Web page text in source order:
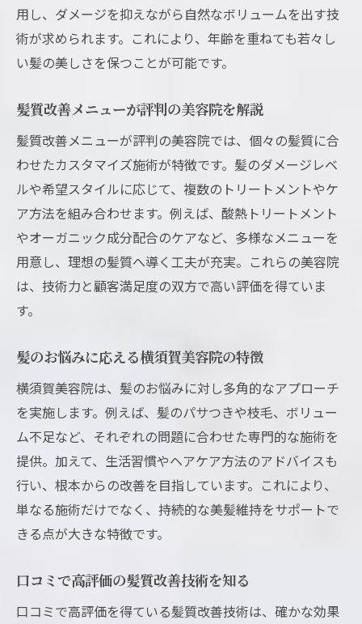
用し、ダメージを抑えながら自然なボリュームを出す技
術が求められます。これにより、年齢を重ねても若々し
い髪の美しさを保つことが可能です。
髪質改善メニューが評判の美容院を解説
髪質改善メニューが評判の美容院では、個々の髪質に合
わせたカスタマイズ施術が特徴です。髪のダメージレベ
ルや希望スタイルに応じて、複数のトリートメントやケ
ア方法を組み合わせます。例えば、酸熱トリートメント
やオーガニック成分配合のケアなど、多様なメニューを
用意し、理想の髪質へ導く工夫が充実。これらの美容院
は、技術力と顧客満足度の双方で高い評価を得ていま
す。
髪のお悩みに応える横須賀美容院の特徴
横須賀美容院は、髪のお悩みに対し多角的なアプローチ
を実施します。例えば、髪のパサつきや枝毛、ボリュー
ム不足など、それぞれの問題に合わせた専門的な施術を
提供。加えて、生活習慣やヘアケア方法のアドバイスも
行い、根本からの改善を目指しています。これにより、
単なる施術だけでなく、持続的な美髪維持をサポートで
きる点が大きな特徴です。
口コミで高評価の髪質改善技術を知る
口コミで高評価を得ている髪質改善技術は、確かな効果